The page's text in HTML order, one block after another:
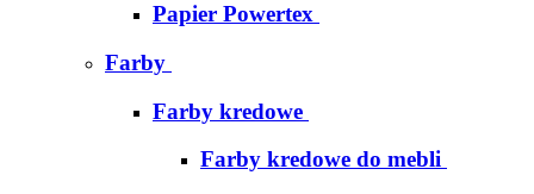
Papier Powertex
Farby
Farby kredowe
Farby kredowe do mebli